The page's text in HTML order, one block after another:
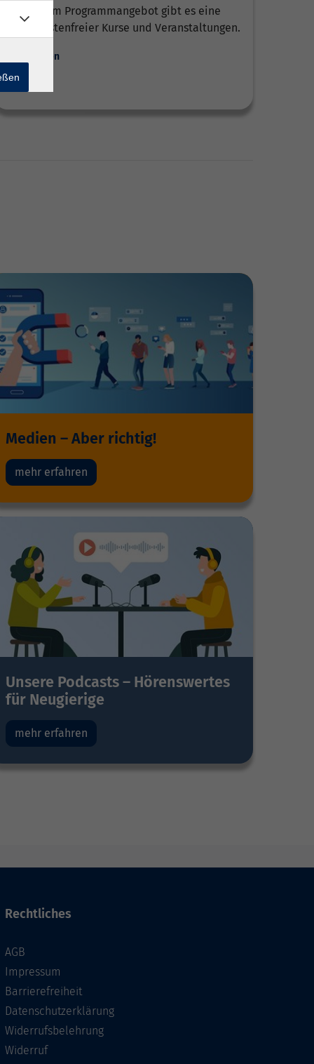
In unserem Programmangebot gibt es eine
Reihe kostenfreier Kurse und Veranstaltungen.
Weiterlesen
Medien – Aber richtig!
mehr erfahren
Unsere Podcasts – Hörenswertes
für Neugierige
mehr erfahren
Rechtliches
AGB
Impressum
Barrierefreiheit
Datenschutzerklärung
Widerrufsbelehrung
Widerruf